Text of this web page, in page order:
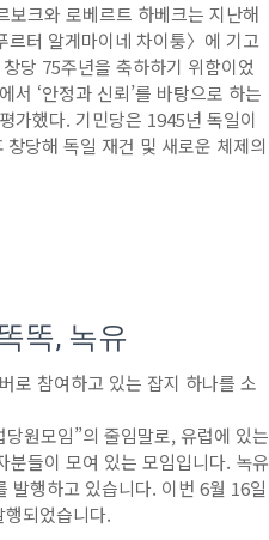
보크와 로베르트 하베크는 지난해
터 알게마이네 차이퉁〉에 기고
당 75주년을 축하하기 위함이었
서 ‘안정과 신뢰’를 바탕으로 하는
가했다. 기민당은 1945년 독일이
당해 독일 재건 및 새로운 체제의
똑, 녹유
로 참여하고 있는 잡지 하나를 소
원모임”의 줄임말로, 유럽에 있는
분들이 모여 있는 모임입니다. 녹유
발행하고 있습니다. 이번 6월 16일
되었습니다.